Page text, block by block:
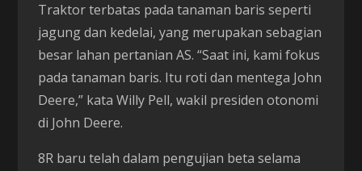
Traktor terbatas pada tanaman baris seperti
jagung dan kedelai, yang merupakan sebagian
besar lahan pertanian AS. “Saat ini, kami fokus
pada tanaman baris. Itu roti dan mentega John
Deere,” kata Willy Pell, wakil presiden otonomi
di John Deere.
8R baru telah dalam pengujian beta selama